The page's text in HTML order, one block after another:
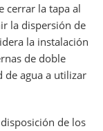
cerrar la tapa al
la dispersión de
la instalación
de doble
de agua a utilizar
de los